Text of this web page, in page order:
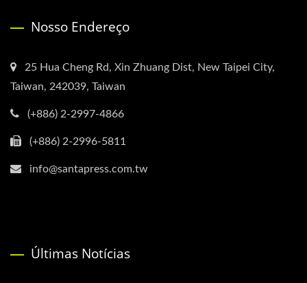
Nosso Endereço
25 Hua Cheng Rd, Xin Zhuang Dist, New Taipei City,
Taiwan, 242039, Taiwan
(+886) 2-2997-4866
(+886) 2-2996-5811
info@santapress.com.tw
Últimas Notícias